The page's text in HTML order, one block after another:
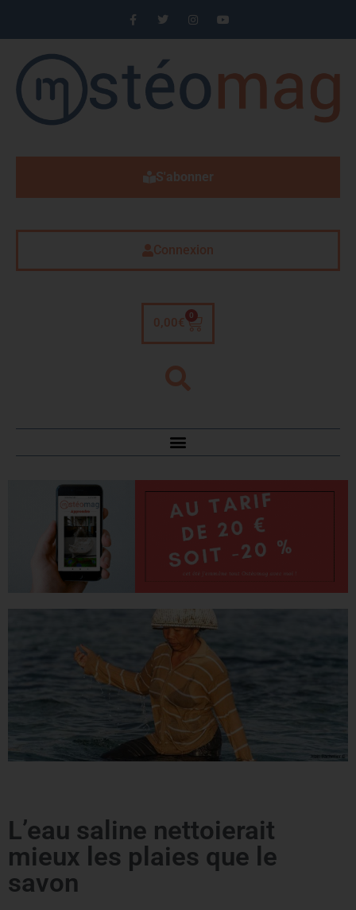
S'abonner
Connexion
0,00 €
0
L’eau saline nettoierait
mieux les plaies que le
savon